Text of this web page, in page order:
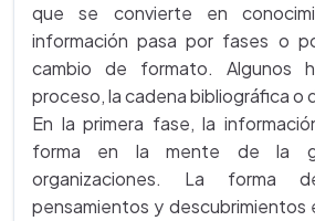
que se convierte en
información pasa por fases o
cambio de formato. Algunos
proceso, la cadena bibliográfica o
En la primera fase, la
forma en la mente de la
organizaciones. La forma
pensamientos y descubrimientos